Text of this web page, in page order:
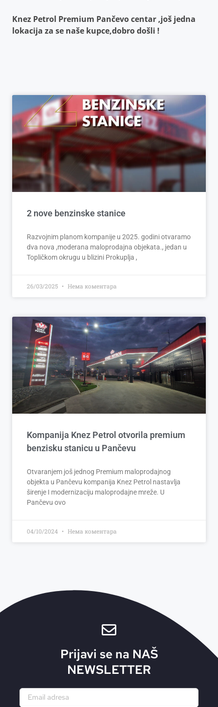
Knez Petrol Premium Pančevo centar ,još jedna
lokacija za se naše kupce,dobro došli !
2 nove benzinske stanice
Razvojnim planom kompanije u 2025. godini otvaramo
dva nova ,moderana maloprodajna objekata., jedan u
Topličkom okrugu u blizini Prokuplja ,
26/03/2025 Нема коментара
Kompanija Knez Petrol otvorila premium
benzisku stanicu u Pančevu
Otvaranjem još jednog Premium maloprodajnog
objekta u Pančevu kompanija Knez Petrol nastavlja
širenje I modernizaciju maloprodajne mreže. U
Pančevu ovo
04/10/2024 Нема коментара
Prijavi se na NAŠ
NEWSLETTER